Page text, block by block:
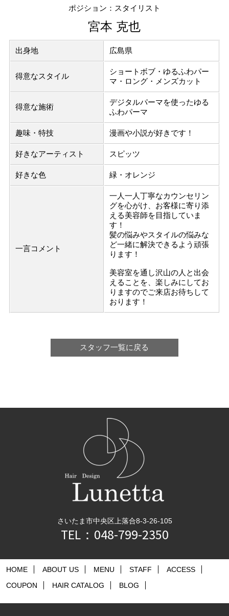
ポジション：スタイリスト
宮本 克也
出身地 広島県
得意なスタイル
ショートボブ・ゆるふわパー
マ・ロング・メンズカット
得意な施術
デジタルパーマを使ったゆる
ふわパーマ
趣味・特技 漫画や小説が好きです！
好きなアーティスト スピッツ
好きな色 緑・オレンジ
一言コメント
一人一人丁寧なカウンセリン
グを心がけ、お客様に寄り添
える美容師を目指していま
す！
髪の悩みやスタイルの悩みな
ど一緒に解決できるよう頑張
ります！
美容室を通し沢山の人と出会
えることを、楽しみにしてお
りますのでご来店お待ちして
おります！
スタッフ一覧に戻る
さいたま市中央区上落合8-3-26-105
TEL：048-799-2350
HOME ABOUT US MENU STAFF
ACCESS
COUPON
HAIR CATALOG BLOG